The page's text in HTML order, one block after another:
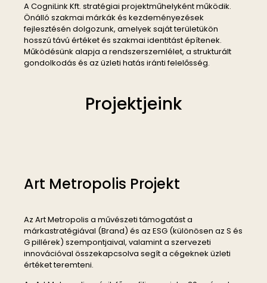
A CogniLink Kft. stratégiai projektműhelyként működik.
Önálló szakmai márkák és kezdeményezések
fejlesztésén dolgozunk, amelyek saját területükön
hosszú távú értéket és szakmai identitást építenek.
Működésünk alapja a rendszerszemlélet, a strukturált
gondolkodás és az üzleti hatás iránti felelősség.
Projektjeink
Art Metropolis Projekt
Az Art Metropolis a művészeti támogatást a
márkastratégiával (Brand) és az ESG (különösen az S és
G pillérek) szempontjaival, valamint a szervezeti
innovációval összekapcsolva segít a cégeknek üzleti
értéket teremteni.